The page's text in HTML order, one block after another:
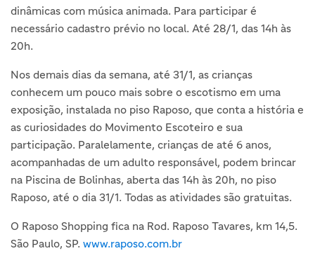
dinâmicas com música animada. Para participar é
necessário cadastro prévio no local. Até 28/1, das 14h às
20h.
Nos demais dias da semana, até 31/1, as crianças
conhecem um pouco mais sobre o escotismo em uma
exposição, instalada no piso Raposo, que conta a história e
as curiosidades do Movimento Escoteiro e sua
participação. Paralelamente, crianças de até 6 anos,
acompanhadas de um adulto responsável, podem brincar
na Piscina de Bolinhas, aberta das 14h às 20h, no piso
Raposo, até o dia 31/1. Todas as atividades são gratuitas.
O Raposo Shopping fica na Rod. Raposo Tavares, km 14,5.
São Paulo, SP. www.raposo.com.br